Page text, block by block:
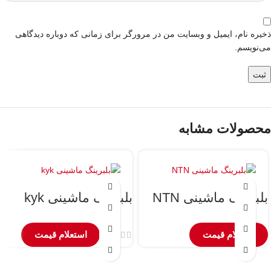
ذخیره نام، ایمیل و وبسایت من در مرورگر برای زمانی که دوباره دیدگاهی
می‌نویسم.
محصولات مشابه
بلبرینگ ماشینی NTN
استعلام قیمت
بلبرینگ ماشینی kyk
استعلام قیمت